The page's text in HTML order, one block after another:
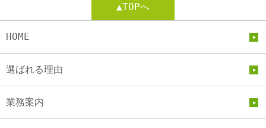
▲TOPへ
HOME
選ばれる理由
業務案内